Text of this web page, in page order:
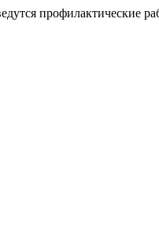
профилактические